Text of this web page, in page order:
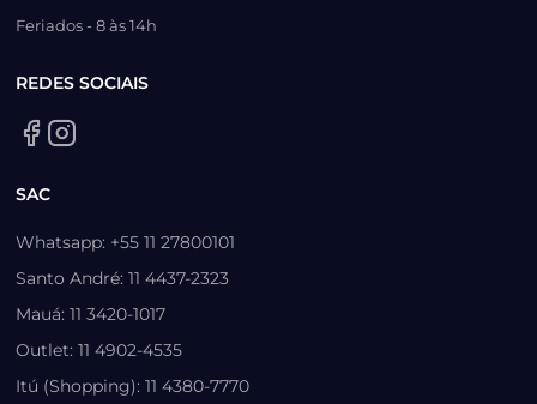
Feriados - 8 às 14h
REDES SOCIAIS
SAC
Whatsapp: +55 11 27800101
Santo André: 11 4437-2323
Mauá: 11 3420-1017
Outlet: 11 4902-4535
Itú (Shopping): 11 4380-7770